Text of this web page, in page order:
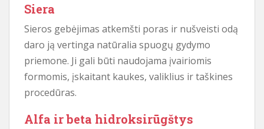
Siera
Sieros gebėjimas atkemšti poras ir nušveisti odą
daro ją vertinga natūralia spuogų gydymo
priemone. Ji gali būti naudojama įvairiomis
formomis, įskaitant kaukes, valiklius ir taškines
procedūras.
Alfa ir beta hidroksirūgštys